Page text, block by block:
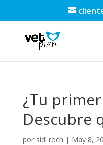
¿Tu
Descubre
por sidi roch | May 8,